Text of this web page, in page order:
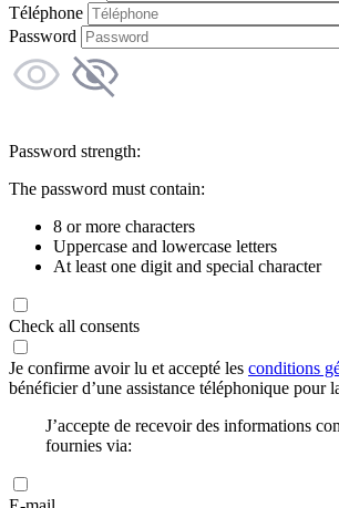
Téléphone
Password
Password strength:
The password must contain:
8 or more characters
Uppercase and lowercase letters
At least one digit and special character
Check all consents
Je confirme avoir lu et accepté les conditions
bénéficier d’une assistance téléphonique pour
J’accepte de recevoir des informations
fournies via: